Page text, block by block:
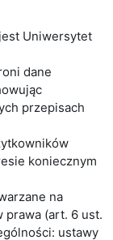
Uniwersytet
dane
przepisach
koniecznym
na
prawa (art. 6 ust.
ustawy